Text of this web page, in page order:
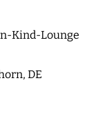
Kind-Lounge
DE